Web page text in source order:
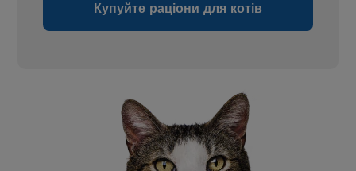
Купуйте раціони для котів